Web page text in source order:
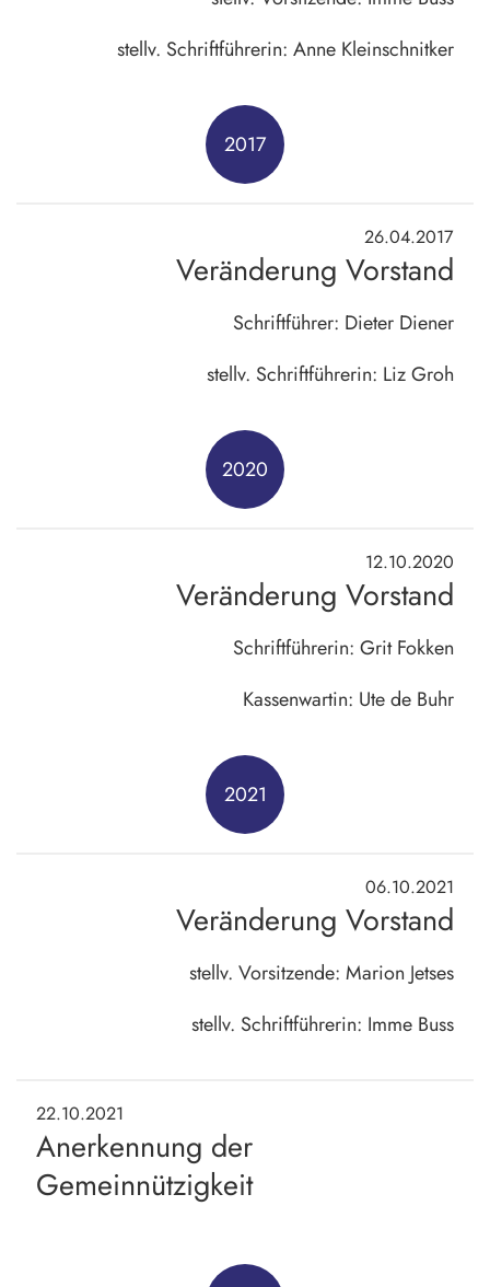
stellv. Schriftführerin: Anne Kleinschnitker
2017
26.04.2017
Veränderung Vorstand
Schriftführer: Dieter Diener
stellv. Schriftführerin: Liz Groh
2020
12.10.2020
Veränderung Vorstand
Schriftführerin: Grit Fokken
Kassenwartin: Ute de Buhr
2021
06.10.2021
Veränderung Vorstand
stellv. Vorsitzende: Marion Jetses
stellv. Schriftführerin: Imme Buss
22.10.2021
Anerkennung der
Gemeinnützigkeit